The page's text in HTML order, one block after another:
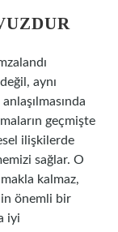
aynı
geçmişte
ilişkilerde
sağlar. O
kalmaz,
önemli bir
iyi